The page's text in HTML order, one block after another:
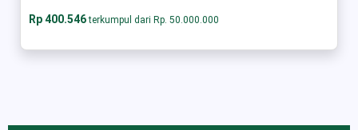
Rp 400.546terkumpul dari Rp. 50.000.000